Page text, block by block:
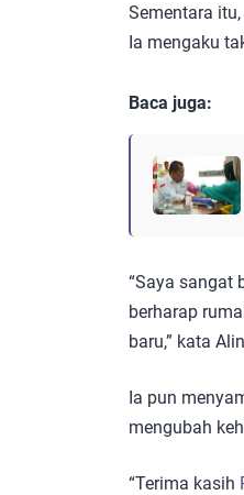
Sementara
Ia mengaku
Baca juga:
“Saya sangat
berharap
baru,” kata
Ia pun
mengubah
“Terima kasih